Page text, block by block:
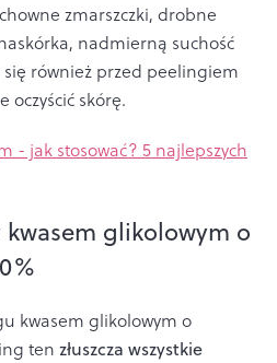
zmarszczki, drobne
nadmierną suchość
się również przed peelingiem
oczyścić skórę.
- jak stosować? 5 najlepszych
kwasem glikolowym o
kwasem glikolowym o
ten złuszcza wszystkie